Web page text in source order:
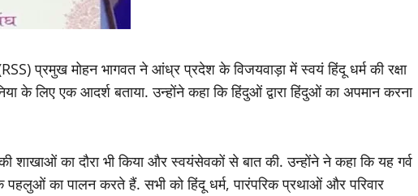
प्रमुख मोहन भागवत ने आंध्र प्रदेश के विजयवाड़ा में स्वयं हिंदू धर्म की रक्षा
के लिए एक आदर्श बताया. उन्होंने कहा कि हिंदुओं द्वारा हिंदुओं का अपमान करना
शाखाओं का दौरा भी किया और स्वयंसेवकों से बात की. उन्होंने ने कहा कि यह गर्व
पहलुओं का पालन करते हैं. सभी को हिंदू धर्म, पारंपरिक प्रथाओं और परिवार